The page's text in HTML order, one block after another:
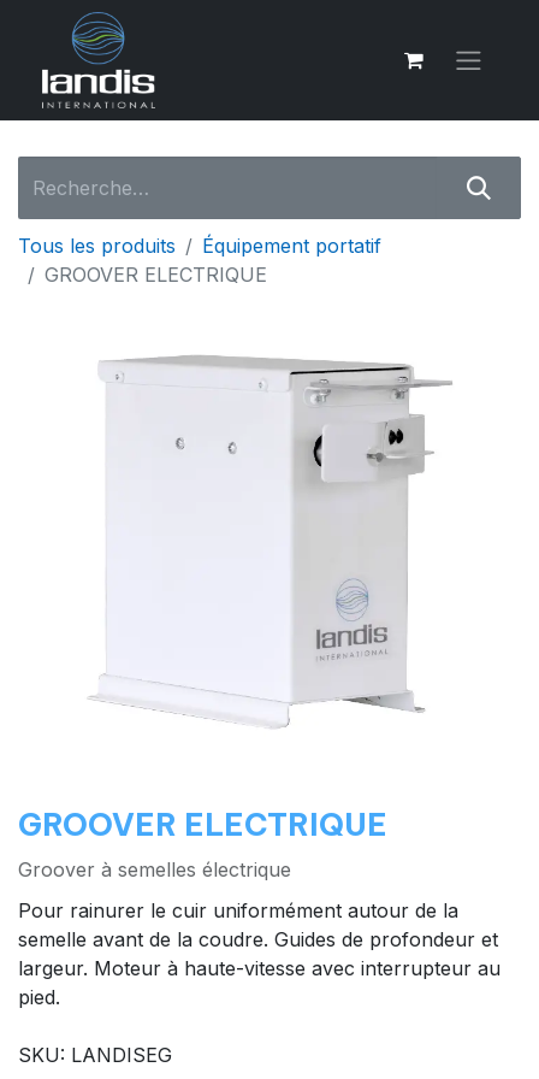
Tous les produits
Équipement portatif
GROOVER ELECTRIQUE
GROOVER ELECTRIQUE
Groover à semelles électrique
Pour rainurer le cuir uniformément autour de la
semelle avant de la coudre. Guides de profondeur et
largeur. Moteur à haute-vitesse avec interrupteur au
pied.
SKU: LANDISEG